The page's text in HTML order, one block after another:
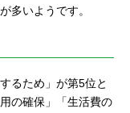
多いようです。
るため」が第5位と
の確保」「生活費の